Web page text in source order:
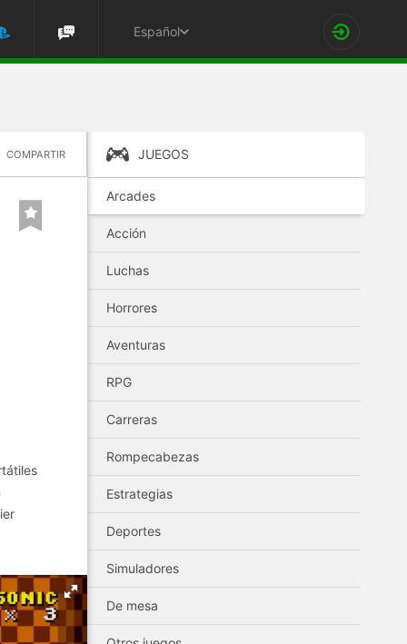
Español
COMPARTIR JUEGOS
Arcades
Acción
Luchas
Horrores
Aventuras
RPG
Carreras
Rompecabezas
Estrategias
Deportes
Simuladores
De mesa